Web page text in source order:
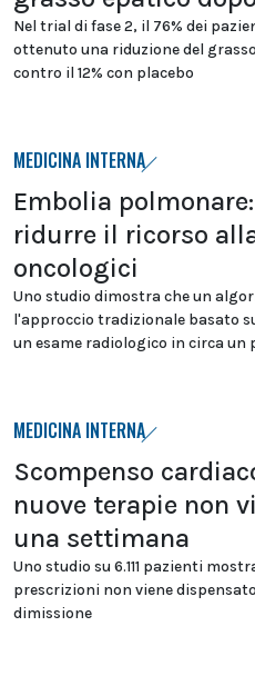
Nel trial di fase 2, il 76% dei
ottenuto una riduzione del
contro il 12% con placebo
MEDICINA INTERNA
Embolia
ridurre il ricorso
oncologici
Uno studio dimostra che un
l'approccio tradizionale basato
un esame radiologico in circa un
MEDICINA INTERNA
Scompenso
nuove terapie non
una settimana
Uno studio su 6.111 pazienti
prescrizioni non viene
dimissione